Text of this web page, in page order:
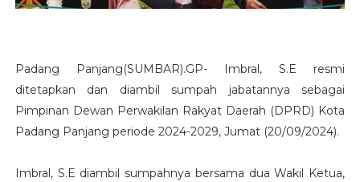
Padang Panjang(SUMBAR).GP- Imbral, S.E resmi
ditetapkan dan diambil sumpah jabatannya sebagai
Pimpinan Dewan Perwakilan Rakyat Daerah (DPRD) Kota
Padang Panjang periode 2024-2029, Jumat (20/09/2024).
Imbral, S.E diambil sumpahnya bersama dua Wakil Ketua,